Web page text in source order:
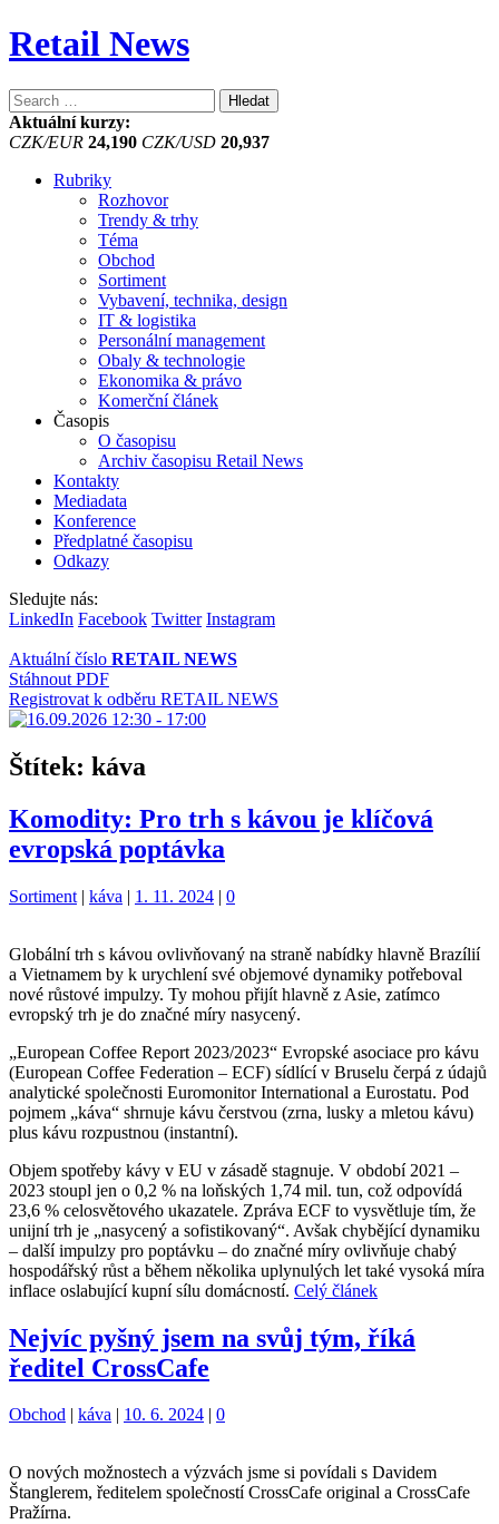
Retail News
Vyhledávání
Aktuální kurzy:
CZK/EUR 24,190 CZK/USD 20,937
Rubriky
Rozhovor
Trendy & trhy
Téma
Obchod
Sortiment
Vybavení, technika, design
IT & logistika
Personální management
Obaly & technologie
Ekonomika & právo
Komerční článek
Časopis
O časopisu
Archiv časopisu Retail News
Kontakty
Mediadata
Konference
Předplatné časopisu
Odkazy
Sledujte nás:
LinkedIn Facebook Twitter Instagram
Aktuální číslo RETAIL NEWS
Stáhnout PDF
Registrovat k odběru RETAIL NEWS
Štítek: káva
Komodity: Pro trh s kávou je klíčová
evropská poptávka
Kategorie:
Sortiment | Štítky:
káva | 1. 11. 2024 | 0
Globální trh s kávou ovlivňovaný na straně nabídky hlavně Brazílií
a Vietnamem by k urychlení své objemové dynamiky potřeboval
nové růstové impulzy. Ty mohou přijít hlavně z Asie, zatímco
evropský trh je do značné míry nasycený.
„European Coffee Report 2023/2023“ Evropské asociace pro kávu
(European Coffee Federation – ECF) sídlící v Bruselu čerpá z údajů
analytické společnosti Euromonitor International a Eurostatu. Pod
pojmem „káva“ shrnuje kávu čerstvou (zrna, lusky a mletou kávu)
plus kávu rozpustnou (instantní).
Objem spotřeby kávy v EU v zásadě stagnuje. V období 2021 –
2023 stoupl jen o 0,2 % na loňských 1,74 mil. tun, což odpovídá
23,6 % celosvětového ukazatele. Zpráva ECF to vysvětluje tím, že
unijní trh je „nasycený a sofistikovaný“. Avšak chybějící dynamiku
– další impulzy pro poptávku – do značné míry ovlivňuje chabý
hospodářský růst a během několika uplynulých let také vysoká míra
inflace oslabující kupní sílu domácností. Celý článek
Nejvíc pyšný jsem na svůj tým, říká
ředitel CrossCafe
Kategorie:
Obchod | Štítky:
káva | 10. 6. 2024 | 0
O nových možnostech a výzvách jsme si povídali s Davidem
Štanglerem, ředitelem společností CrossCafe original a CrossCafe
Pražírna.